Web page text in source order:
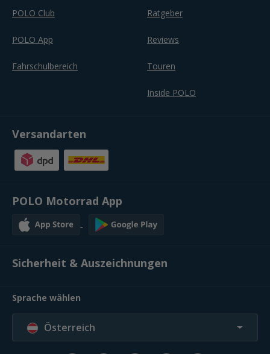
POLO Club
POLO App
Fahrschulbereich
Ratgeber
Reviews
Touren
Inside POLO
Versandarten
POLO Motorrad App
Sicherheit & Auszeichnungen
Sprache wählen
Österreich